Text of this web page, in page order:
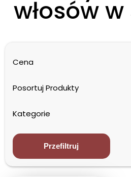
włosów
Cena
Posortuj Produkty
Cena: od najwyższej do
Kategorie
Filler & Shield
Rodzaj produktu
Profesjonalne
Przefiltruj